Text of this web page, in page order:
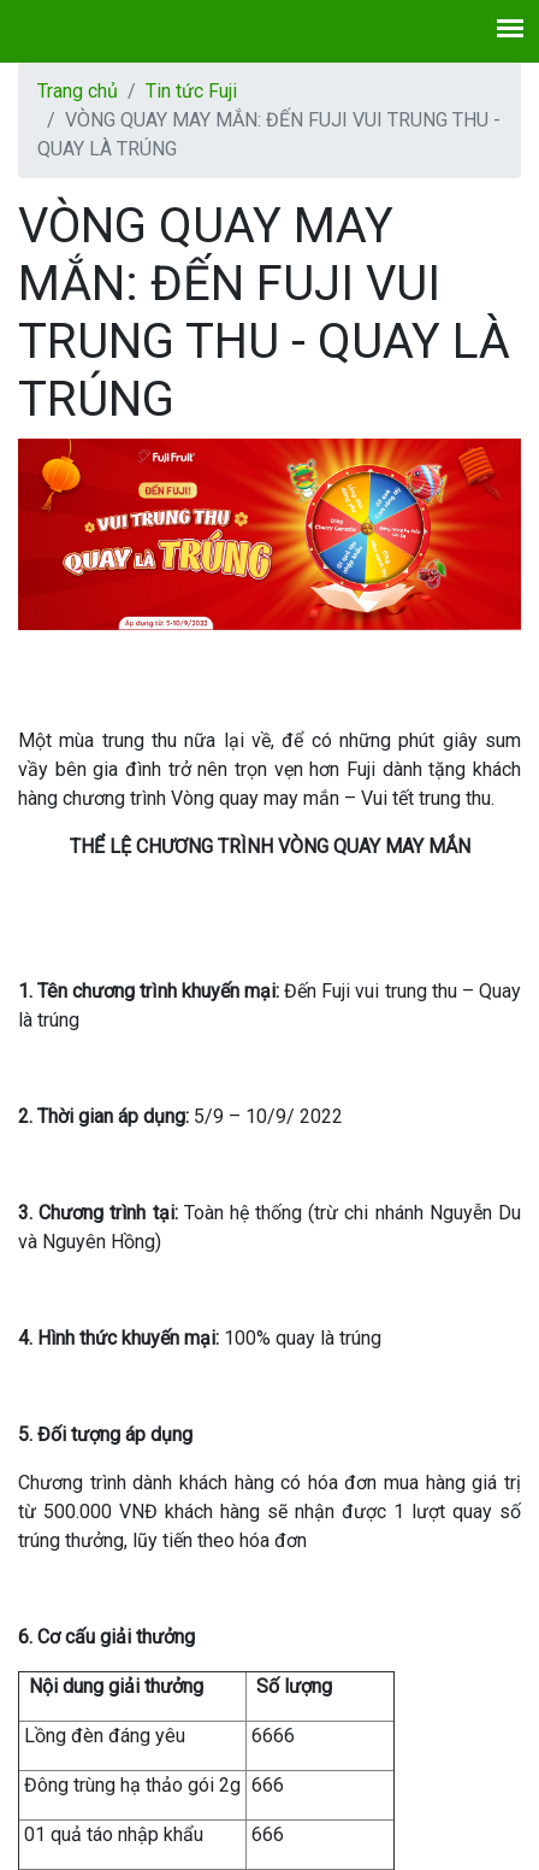
Trang chủ
Tin tức Fuji
VÒNG QUAY MAY MẮN: ĐẾN FUJI VUI TRUNG THU -
QUAY LÀ TRÚNG
VÒNG QUAY MAY
MẮN: ĐẾN FUJI VUI
TRUNG THU - QUAY LÀ
TRÚNG
Một mùa trung thu nữa lại về, để có những phút giây sum
vầy bên gia đình trở nên trọn vẹn hơn Fuji dành tặng khách
hàng chương trình Vòng quay may mắn – Vui tết trung thu.
THỂ LỆ CHƯƠNG TRÌNH VÒNG QUAY MAY MẮN
1. Tên chương trình khuyến mại:Đến Fuji vui trung thu – Quay
là trúng
2. Thời gian áp dụng: 5/9 – 10/9/ 2022
3. Chương trình tại: Toàn hệ thống (trừ chi nhánh Nguyễn Du
và Nguyên Hồng)
4. Hình thức khuyến mại: 100% quay là trúng
5. Đối tượng áp dụng
Chương trình dành khách hàng có hóa đơn mua hàng giá trị
từ 500.000 VNĐ khách hàng sẽ nhận được 1 lượt quay số
trúng thưởng, lũy tiến theo hóa đơn
6. Cơ cấu giải thưởng
Nội dung giải thưởng Số lượng
Lồng đèn đáng yêu 6666
Đông trùng hạ thảo gói 2g 666
01 quả táo nhập khẩu 666